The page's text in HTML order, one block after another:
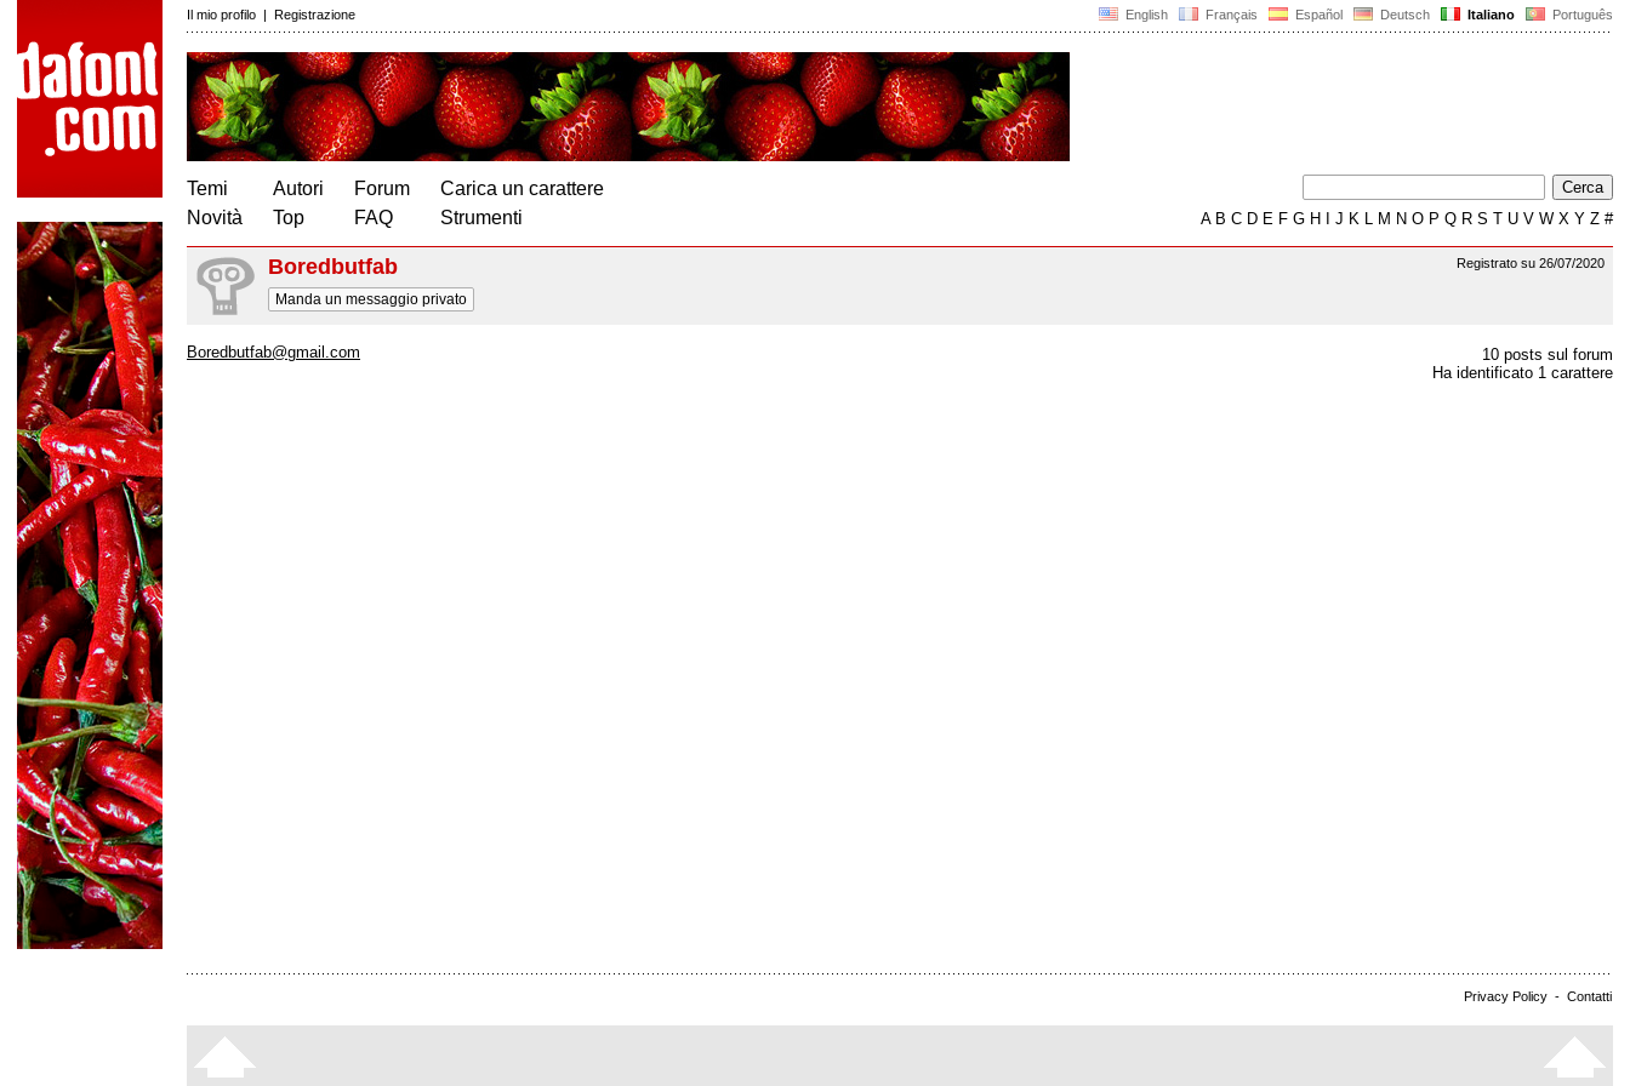
English Français Español Deutsch Italiano Português
Il mio profilo | Registrazione
Temi
Novità
Autori
Top
Forum
FAQ
Carica un carattere
Strumenti
AB C D E F G H J K L M N O P Q R S T U V W X Y Z #
Registrato su 26/07/2020
Boredbutfab
Manda un messaggio privato
10 posts sul forum
Ha identificato 1 carattere
Boredbutfab@gmail.com
Privacy Policy - Contatti